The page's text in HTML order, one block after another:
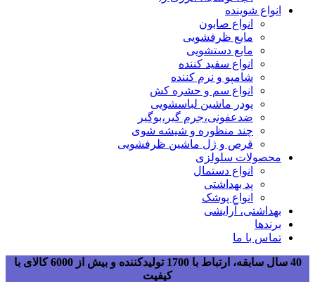
انواع شوینده
انواع صابون
مایع ظرفشویی
مایع دستشویی
انواع سفید کننده
شامپو و نرم کننده
انواع سم و حشره کش
پودر ماشین لباسشویی
ضدعفونی،جرم گیر،بوگیر
چند منظوره و شیشه شوی
قرص و ژل ماشین ظرفشویی
محصولات سلولزی
انواع دستمال
پد بهداشتی
انواع پوشک
بهداشتی، آرایشی
برندها
تماس با ما
40 سال سابقه، ارتباط با 1700 تولیدکننده و بیش از 6000 کالای با
کیفیت